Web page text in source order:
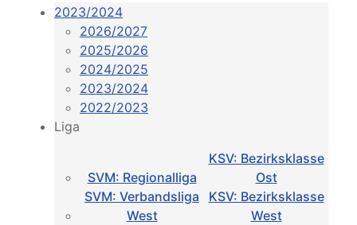
2023/2024
2026/2027
2025/2026
2024/2025
2023/2024
2022/2023
Liga
SVM: Regionalliga
KSV: Bezirksklasse
Ost
SVM: Verbandsliga
West
KSV: Bezirksklasse
West